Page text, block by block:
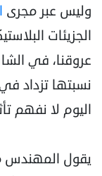
وليس عبر مجرى
الجزيئات
عروقنا، في
نسبتها تزداد
اليوم لا نفهم
يقول المهندس